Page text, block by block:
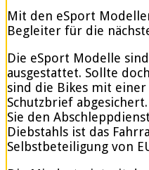
Mit den eSport
Begleiter für die
Die eSport Modelle
ausgestattet. Sollte
sind die Bikes mit einer
Schutzbrief
Sie den
Diebstahls ist das
Selbstbeteiligung von